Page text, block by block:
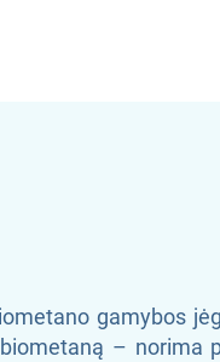
gamybos
– norima